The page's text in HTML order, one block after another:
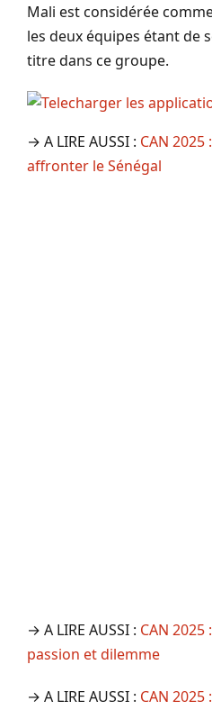
Mali est considérée
les deux équipes étant de
titre dans ce groupe.
→ A LIRE AUSSI : CAN 2025
affronter le Sénégal
→ A LIRE AUSSI : CAN
passion et dilemme
→ A LIRE AUSSI : CAN